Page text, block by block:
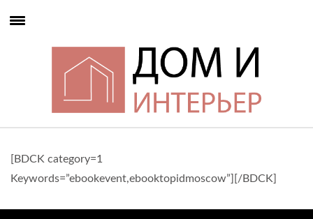
[BDCK category=1
Keywords=”ebookevent,ebooktopidmoscow”][/BDCK]